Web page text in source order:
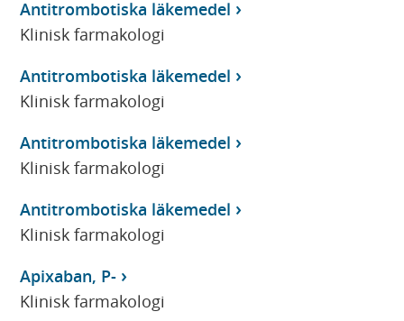
Antitrombotiska läkemedel
Klinisk farmakologi
Antitrombotiska läkemedel
Klinisk farmakologi
Antitrombotiska läkemedel
Klinisk farmakologi
Antitrombotiska läkemedel
Klinisk farmakologi
Apixaban, P-
Klinisk farmakologi